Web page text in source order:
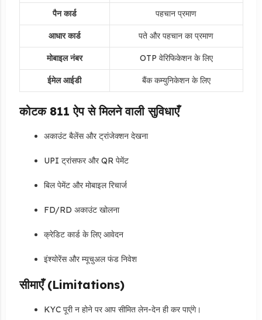
पैन कार्ड पहचान प्रमाण
आधार कार्ड पते और पहचान का प्रमाण
मोबाइल नंबर OTP वेरिफिकेशन के लिए
ईमेल आईडी बैंक कम्युनिकेशन के लिए
कोटक 811 ऐप से मिलने वाली सुविधाएँ
अकाउंट बैलेंस और ट्रांजेक्शन देखना
UPI ट्रांसफर और QR पेमेंट
बिल पेमेंट और मोबाइल रिचार्ज
FD/RD अकाउंट खोलना
क्रेडिट कार्ड के लिए आवेदन
इंश्योरेंस और म्यूचुअल फंड निवेश
सीमाएँ (Limitations)
KYC पूरी न होने पर आप सीमित लेन-देन ही कर पाएंगे।